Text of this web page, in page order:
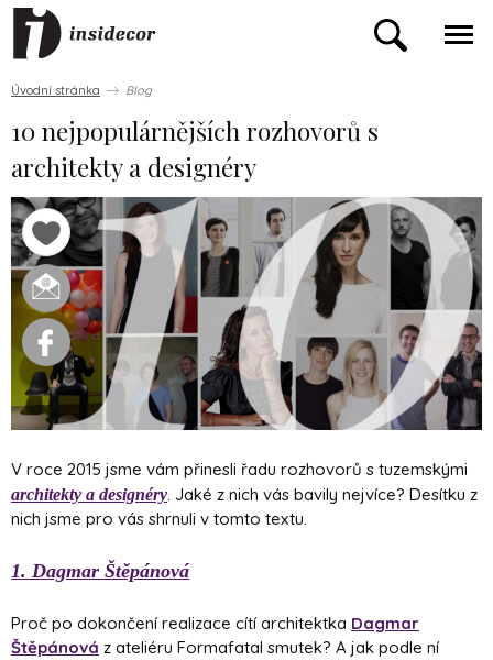
Úvodní stránka Blog
10 nejpopulárnějších rozhovorů s
architekty a designéry
V roce 2015 jsme vám přinesli řadu rozhovorů s tuzemskými
architekty a designéry. Jaké z nich vás bavily nejvíce? Desítku z
nich jsme pro vás shrnuli v tomto textu.
1. Dagmar Štěpánová
Proč po dokončení realizace cítí architektka Dagmar
Štěpánová z ateliéru Formafatal smutek? A jak podle ní